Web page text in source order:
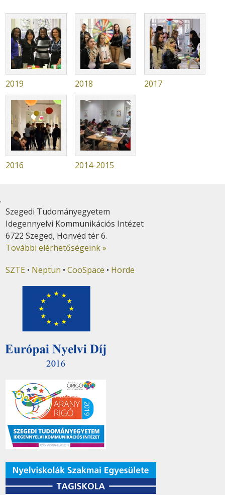
2019 2018 2017
2016 2014-2015
.
Szegedi Tudományegyetem
Idegennyelvi Kommunikációs Intézet
6722 Szeged, Honvéd tér 6.
További elérhetőségeink »
SZTE • Neptun •CooSpace • Horde